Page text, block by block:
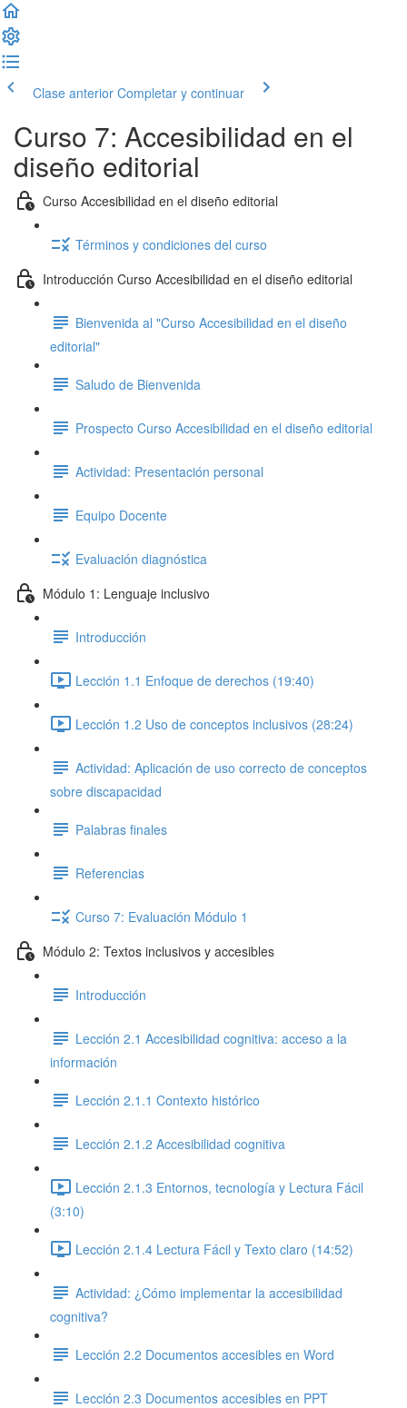
Clase anterior Completar y continuar
Curso 7: Accesibilidad en el
diseño editorial
Curso Accesibilidad en el diseño editorial
Términos y condiciones del curso
Introducción Curso Accesibilidad en el diseño editorial
Bienvenida al "Curso Accesibilidad en el diseño
editorial"
Saludo de Bienvenida
Prospecto Curso Accesibilidad en el diseño editorial
Actividad: Presentación personal
Equipo Docente
Evaluación diagnóstica
Módulo 1: Lenguaje inclusivo
Introducción
Lección 1.1 Enfoque de derechos (19:40)
Lección 1.2 Uso de conceptos inclusivos (28:24)
Actividad: Aplicación de uso correcto de conceptos
sobre discapacidad
Palabras finales
Referencias
Curso 7: Evaluación Módulo 1
Módulo 2: Textos inclusivos y accesibles
Introducción
Lección 2.1 Accesibilidad cognitiva: acceso a la
información
Lección 2.1.1 Contexto histórico
Lección 2.1.2 Accesibilidad cognitiva
Lección 2.1.3 Entornos, tecnología y Lectura Fácil
(3:10)
Lección 2.1.4 Lectura Fácil y Texto claro (14:52)
Actividad: ¿Cómo implementar la accesibilidad
cognitiva?
Lección 2.2 Documentos accesibles en Word
Lección 2.3 Documentos accesibles en PPT